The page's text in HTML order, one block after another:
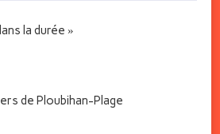
la durée »
de Ploubihan-Plage